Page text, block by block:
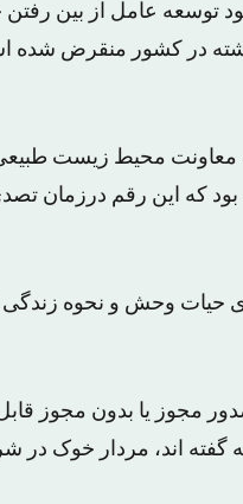
عامل از بین
کنیم که گونه شیر ایرانی ۵۰ سال گذشته در
محیط زیست
شکار صادرشده بود که این رقم
حیات وحش و نحوه زندگی
یا بدون مجوز قابل
گفته اند، مردار خوک